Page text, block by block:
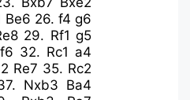
Be6 26. f4 g6
29. Rf1 g5
f6 32. Rc1 a4
Re7 35. Rc2
Nxb3 Ba4